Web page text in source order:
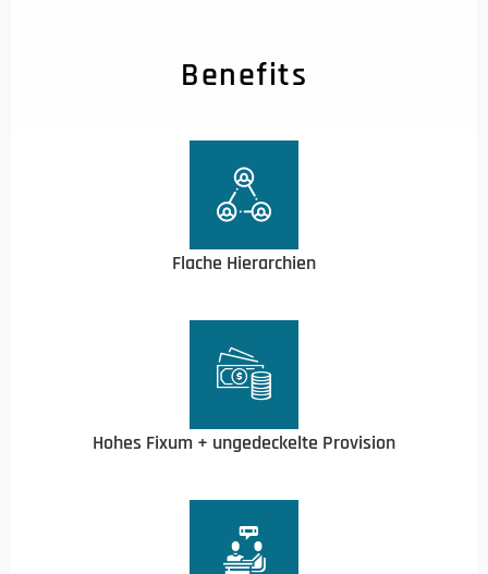
Benefits
Flache Hierarchien
Hohes Fixum + ungedeckelte Provision